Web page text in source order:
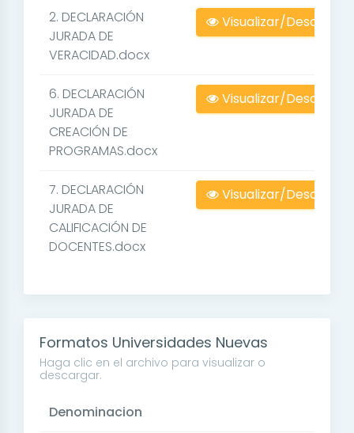
2. DECLARACIÓN
JURADA DE
VERACIDAD.docx
Visualizar/Descargar
6. DECLARACIÓN
JURADA DE
CREACIÓN DE
PROGRAMAS.docx
Visualizar/Descargar
7. DECLARACIÓN
JURADA DE
CALIFICACIÓN DE
DOCENTES.docx
Visualizar/Descargar
Formatos Universidades Nuevas
Haga clic en el archivo para visualizar o
descargar.
Denominacion